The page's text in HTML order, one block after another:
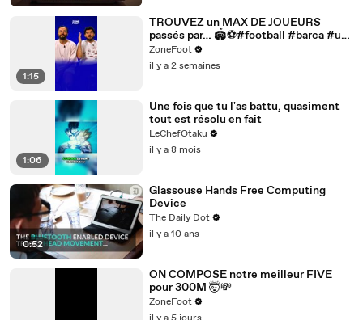
1:15
TROUVEZ un MAX DE JOUEURS
passés par… 🏟️⚽️#football #barca #ucl
#neymar
ZoneFoot
il y a 2 semaines
1:06
Une fois que tu l'as battu, quasiment
tout est résolu en fait
LeChefOtaku
il y a 8 mois
0:52
Glassouse Hands Free Computing
Device
The Daily Dot
il y a 10 ans
ON COMPOSE notre meilleur FIVE
pour 300M 🤯💸
ZoneFoot